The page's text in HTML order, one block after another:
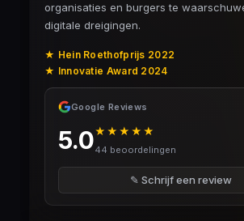
organisaties en burgers te
digitale dreigingen.
★ Hein Roethofprijs 2022
★ Innovatie Award 2024
Google Reviews
5.0★★★★★
44 beoordelingen
✎ Schrijf een review